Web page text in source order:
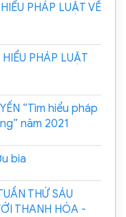
PHÁP LUẬT VỀ
PHÁP LUẬT
“Tìm hiểu pháp
năm 2021
bia
THỨ SÁU
THANH HÓA -